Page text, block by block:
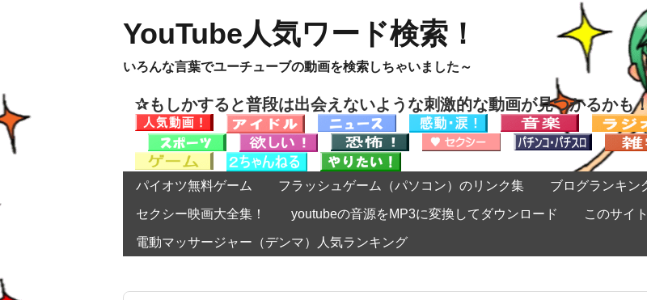
YouTube人気ワード検索！
いろんな言葉でユーチューブの動画を検索しちゃいました～
✰もしかすると普段は出会えないような刺激的な動画が見つかるか
パイオツ無料ゲーム フラッシュゲーム（パソコン）のリンク集 ブログランキン
セクシー映画大全集！ youtubeの音源をMP3に変換してダウンロード このサイ
電動マッサージャー（デンマ）人気ランキング